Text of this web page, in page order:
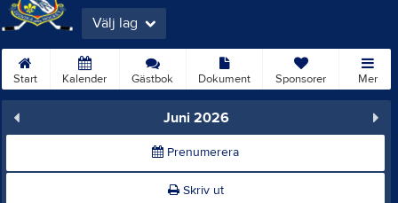
Välj lag
Start Kalender Gästbok Dokument Sponsorer Mer
Juni 2026
Prenumerera
Skriv ut